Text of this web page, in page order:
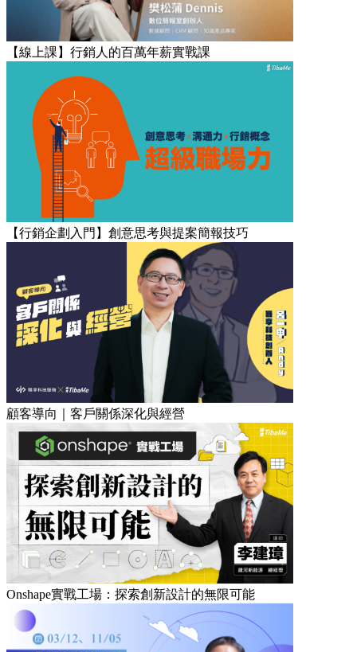
【線上課】行銷人的百萬年薪實戰課
【行銷企劃入門】創意思考與提案簡報技巧
顧客導向｜客戶關係深化與經營
Onshape實戰工場：探索創新設計的無限可能